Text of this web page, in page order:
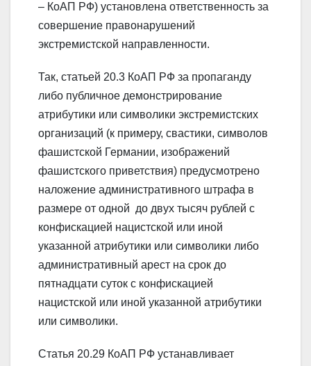
– КоАП РФ) установлена ответственность за
совершение правонарушений
экстремистской направленности.
Так, статьей 20.3 КоАП РФ за пропаганду
либо публичное демонстрирование
атрибутики или символики экстремистских
организаций (к примеру, свастики, символов
фашистской Германии, изображений
фашистского приветствия) предусмотрено
наложение административного штрафа в
размере от одной до двух тысяч рублей с
конфискацией нацистской или иной
указанной атрибутики или символики либо
административный арест на срок до
пятнадцати суток с конфискацией
нацистской или иной указанной атрибутики
или символики.
Статья 20.29 КоАП РФ устанавливает